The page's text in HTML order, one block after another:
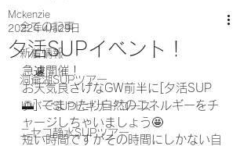
全ての記事
新着情報
洞爺湖SUPツアー
リバーSUPビギナーコース
ニセコ静水SUPツアー
夕活SUPイベント！
Mckenzie
2022年4月29日
急遽開催！
お天気良さげなGW前半に[夕活SUP
🌅] でまったり自然のエネルギーをチ
ャージしちゃいましょう🤩
短い時間ですがその時間にしかない自